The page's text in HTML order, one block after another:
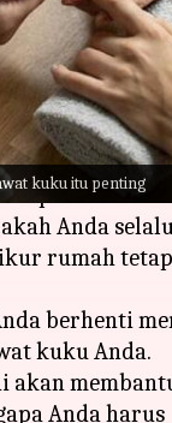
kuku itu penting
01, 2023 12:20 pm
satu dari
perawatan
Anda
rumah
berhenti
kuku Anda.
akan
Anda harus